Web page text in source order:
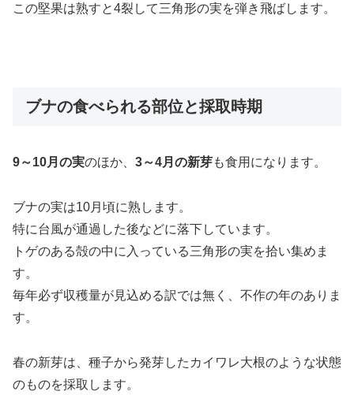
この堅果は熟すと4裂して三角形の実を弾き飛ばします。
ブナの食べられる部位と採取時期
9～10月の実のほか、 3～4月の新芽も食用になります。
ブナの実は10月頃に熟します。
特に台風が通過した後などに落下しています。
トゲのある殻の中に入っている三角形の実を拾い集めま
す。
毎年必ず収穫量が見込める訳では無く、不作の年のありま
す。
春の新芽は、種子から発芽したカイワレ大根のような状態
のものを採取します。